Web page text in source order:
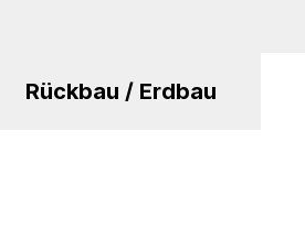
Rückbau / Erdbau